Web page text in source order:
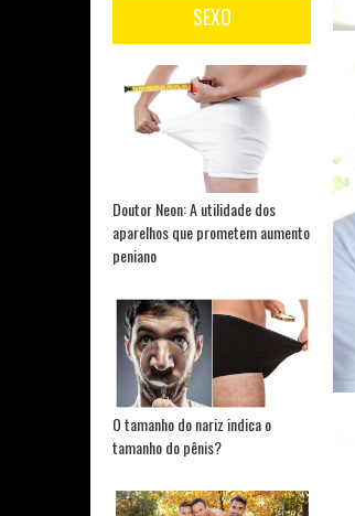
SEXO
Doutor Neon: A utilidade dos
aparelhos que prometem aumento
peniano
O tamanho do nariz indica o
tamanho do pênis?